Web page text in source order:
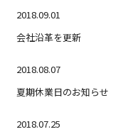
2018.09.01
会社沿革を更新
2018.08.07
夏期休業日のお知らせ
2018.07.25